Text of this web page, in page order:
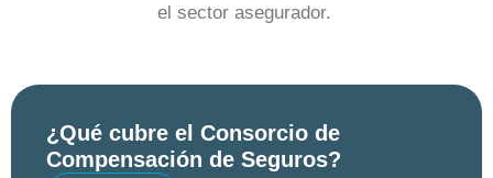
el sector asegurador.
¿Qué cubre el Consorcio de
Compensación de Seguros?